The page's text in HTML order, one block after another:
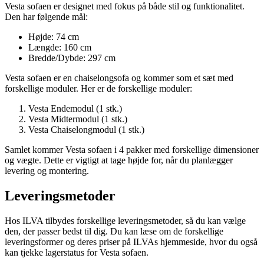
Vesta sofaen er designet med fokus på både stil og funktionalitet.
Den har følgende mål:
Højde: 74 cm
Længde: 160 cm
Bredde/Dybde: 297 cm
Vesta sofaen er en chaiselongsofa og kommer som et sæt med
forskellige moduler. Her er de forskellige moduler:
Vesta Endemodul (1 stk.)
Vesta Midtermodul (1 stk.)
Vesta Chaiselongmodul (1 stk.)
Samlet kommer Vesta sofaen i 4 pakker med forskellige dimensioner
og vægte. Dette er vigtigt at tage højde for, når du planlægger
levering og montering.
Leveringsmetoder
Hos ILVA tilbydes forskellige leveringsmetoder, så du kan vælge
den, der passer bedst til dig. Du kan læse om de forskellige
leveringsformer og deres priser på ILVAs hjemmeside, hvor du også
kan tjekke lagerstatus for Vesta sofaen.